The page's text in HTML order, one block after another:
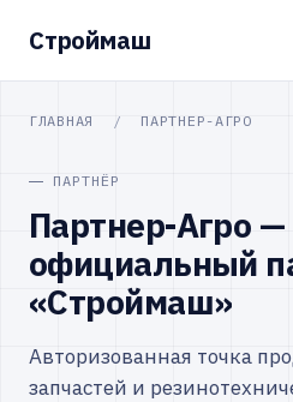
Строймаш
ГЛАВНАЯ / ПАРТНЕР-АГРО
ПАРТНЁР
Партнер-Агро —
официальный
«Строймаш»
Авторизованная точка
запчастей и